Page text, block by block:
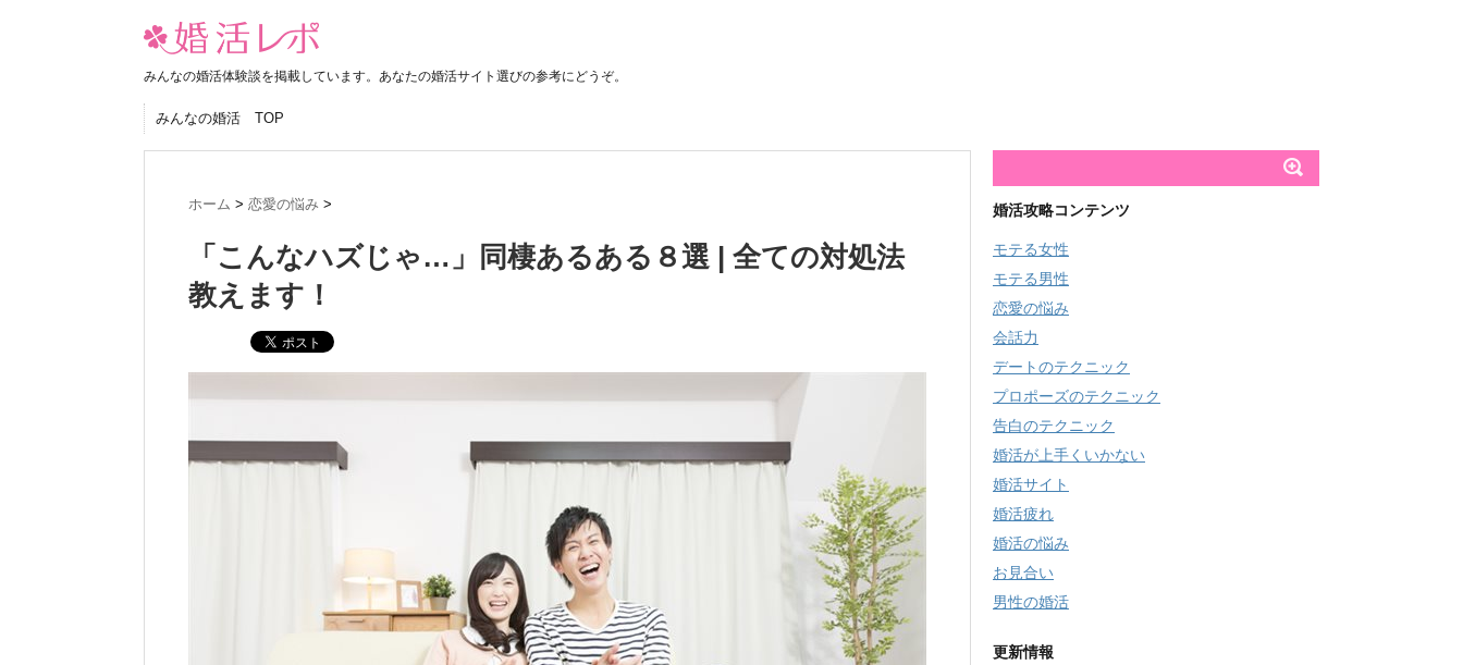
みんなの婚活体験談を掲載しています。あなたの婚活サイト選びの参考にどうぞ。
みんなの婚活 TOP
ホーム > 恋愛の悩み >
「こんなハズじゃ…」同棲あるある８選 | 全ての対処法
教えます！
婚活攻略コンテンツ
モテる女性
モテる男性
恋愛の悩み
会話力
デートのテクニック
プロポーズのテクニック
告白のテクニック
婚活が上手くいかない
婚活サイト
婚活疲れ
婚活の悩み
お見合い
男性の婚活
更新情報